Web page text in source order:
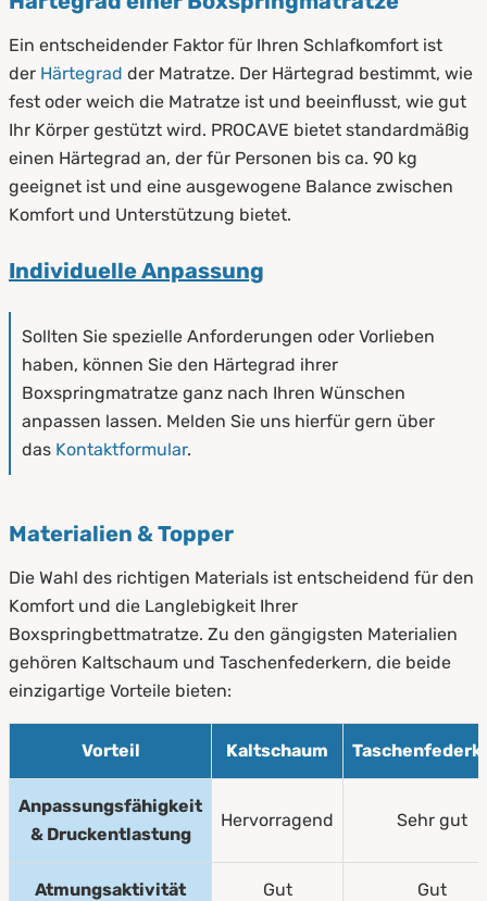
Ein entscheidender Faktor für Ihren Schlafkomfort ist
der Härtegrad der Matratze. Der Härtegrad bestimmt, wie
fest oder weich die Matratze ist und beeinflusst, wie gut
Ihr Körper gestützt wird. PROCAVE bietet standardmäßig
einen Härtegrad an, der für Personen bis ca. 90 kg
geeignet ist und eine ausgewogene Balance zwischen
Komfort und Unterstützung bietet.
Individuelle Anpassung
Sollten Sie spezielle Anforderungen oder Vorlieben
haben, können Sie den Härtegrad ihrer
Boxspringmatratze ganz nach Ihren Wünschen
anpassen lassen. Melden Sie uns hierfür gern über
das Kontaktformular.
Materialien & Topper
Die Wahl des richtigen Materials ist entscheidend für den
Komfort und die Langlebigkeit Ihrer
Boxspringbettmatratze. Zu den gängigsten Materialien
gehören Kaltschaum und Taschenfederkern, die beide
einzigartige Vorteile bieten:
Vorteil Kaltschaum
Anpassungsfähigkeit
& Druckentlastung
Hervorragend Sehr gut
Atmungsaktivität Gut Gut